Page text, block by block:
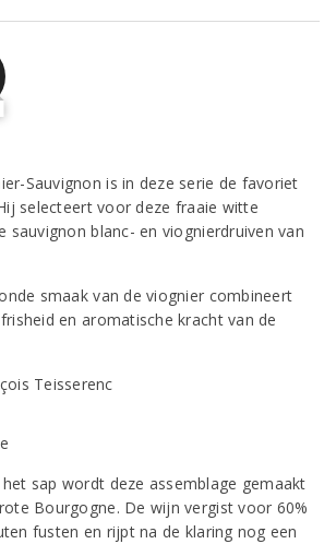
Sauvignon is in deze serie de favoriet
selecteert voor deze fraaie witte
sauvignon blanc- en viognierdruiven van
smaak van de viognier combineert
en aromatische kracht van de
sap wordt deze assemblage gemaakt
Bourgogne. De wijn vergist voor 60%
fusten en rijpt na de klaring nog een